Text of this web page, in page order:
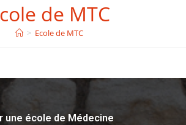
de MTC
> Ecole de MTC
une école de Médecine